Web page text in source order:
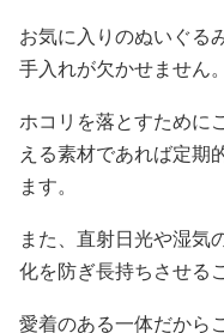
お気に入りのぬいぐる
手入れが欠かせません。
ホコリを落とすために
える素材であれば定期
ます。
また、直射日光や湿気
化を防ぎ長持ちさせる
愛着のある一体だからこ